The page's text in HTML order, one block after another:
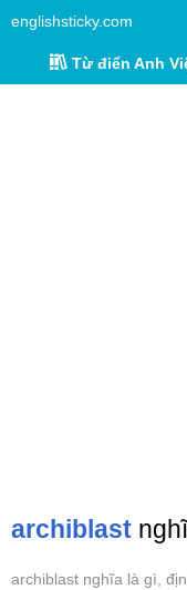
englishsticky.com
Từ điển Anh
archiblast
archiblast nghĩa là gì,